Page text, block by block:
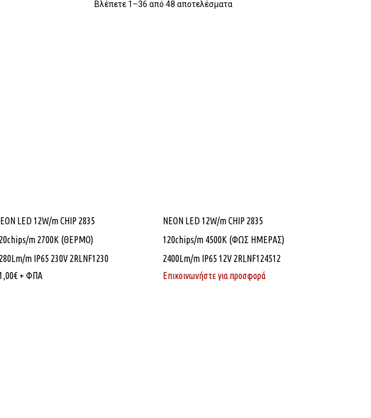
Βλέπετε 1–36 από 48 αποτελέσματα
LED 12W/m CHIP 2835
m 2700K (ΘΕΡΜΟ)
m IP65 230V 2RLNF1230
€ + ΦΠΑ
NEON LED 12W/m CHIP 2835
120chips/m 4500K (ΦΩΣ ΗΜΕΡΑΣ)
2400Lm/m IP65 12V 2RLNF124512
Επικοινωνήστε για προσφορά